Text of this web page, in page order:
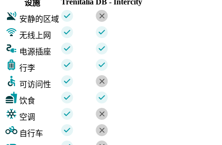
设施
Trenitalia DB - Intercity
安静的区域
无线上网
电源插座
行李
可访问性
饮食
空调
自行车